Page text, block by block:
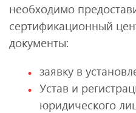
необходимо
сертификационный
документы:
заявку в
Устав и
юридического